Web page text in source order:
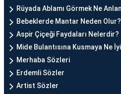
Rüyada Ablamı Görmek Ne
Bebeklerde Mantar Neden Olur?
Aspir Çiçeği Faydaları Nelerdir?
Mide Bulantısına Kusmaya Ne
Merhaba Sözleri
Erdemli Sözler
Artist Sözler